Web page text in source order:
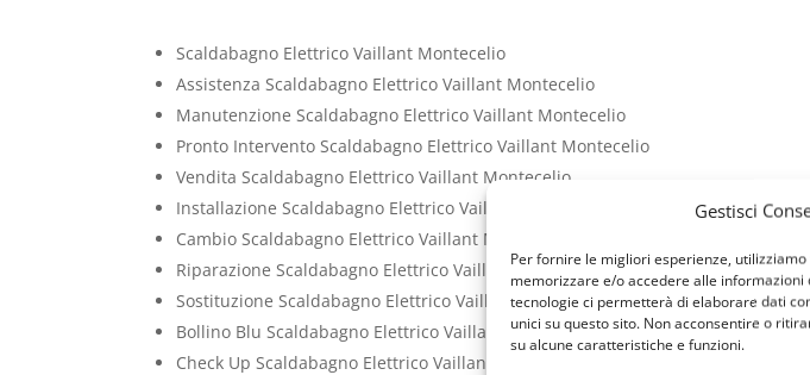
Gestisci
Per fornire le migliori esperienze,
memorizzare e/o accedere alle informazioni
tecnologie ci permetterà di elaborare dati
unici su questo sito. Non acconsentire o
su alcune caratteristiche e funzioni.
Scaldabagno Elettrico Vaillant Montecelio
Assistenza Scaldabagno Elettrico Vaillant Montecelio
Manutenzione Scaldabagno Elettrico Vaillant Montecelio
Pronto Intervento Scaldabagno Elettrico Vaillant Montecelio
Vendita Scaldabagno Elettrico Vaillant Montecelio
Installazione Scaldabagno Elettrico Vaillant Montecelio
Cambio Scaldabagno Elettrico Vaillant Montecelio
Riparazione Scaldabagno Elettrico Vaillant Montecelio
Sostituzione Scaldabagno Elettrico Vaillant Montecelio
Bollino Blu Scaldabagno Elettrico Vaillant Montecelio
Check Up Scaldabagno Elettrico Vaillant Montecelio